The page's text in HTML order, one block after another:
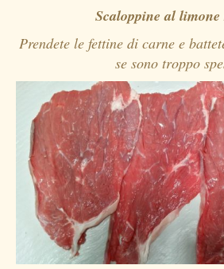
Scaloppine al
Prendete le fettine di carne e
se sono troppo